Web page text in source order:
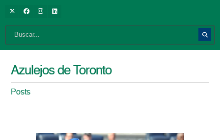
Azulejos de Toronto
Posts